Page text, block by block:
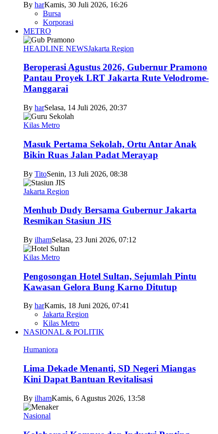
By harKamis, 30 Juli 2026, 16:26
Bursa
Korporasi
METRO
HEADLINE NEWSJakarta Region
Beroperasi Agustus 2026, Gubernur Pramono
Pantau Proyek LRT Jakarta Rute Velodrome-
Manggarai
By harSelasa, 14 Juli 2026, 20:37
Kilas Metro
Masuk Pertama Sekolah, Ortu Antar Anak
Bikin Ruas Jalan Padat Merayap
By TitoSenin, 13 Juli 2026, 08:38
Jakarta Region
Menhub Dudy Bersama Gubernur Jakarta
Resmikan Stasiun JIS
By ilhamSelasa, 23 Juni 2026, 07:12
Kilas Metro
Pengosongan Hotel Sultan, Sejumlah Pintu
Kawasan Gelora Bung Karno Ditutup
By harKamis, 18 Juni 2026, 07:41
Jakarta Region
Kilas Metro
NASIONAL & POLITIK
Humaniora
Lima Dekade Menanti, SD Negeri Miangas
Kini Dapat Bantuan Revitalisasi
By ilhamKamis, 6 Agustus 2026, 13:58
Nasional